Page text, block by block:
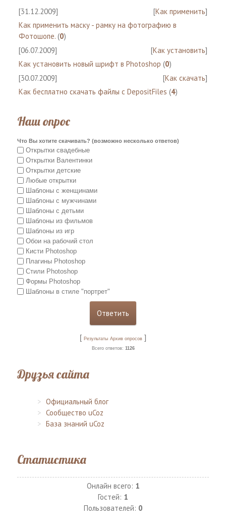
[31.12.2009] [Как применить]
Как применить маску - рамку на фотографию в
Фотошопе. (0)
[06.07.2009]
[Как установить]
Как установить новый шрифт в Photoshop (0)
[30.07.2009]
[Как скачать]
Как бесплатно скачать файлы с DepositFiles (4)
Наш опрос
Что Вы хотите скачивать? (возможно несколько ответов)
Открытки свадебные
Открытки Валентинки
Открытки детские
Любые открытки
Шаблоны с женщинами
Шаблоны с мужчинами
Шаблоны с детьми
Шаблоны из фильмов
Шаблоны из игр
Обои на рабочий стол
Кисти Photoshop
Плагины Photoshop
Стили Photoshop
Формы Photoshop
Шаблоны в стиле "портрет"
[ Результаты Архив опросов ]
Всего ответов: 1126
Друзья сайта
Официальный блог
Сообщество uCoz
База знаний uCoz
Статистика
Онлайн всего: 1
Гостей: 1
Пользователей: 0